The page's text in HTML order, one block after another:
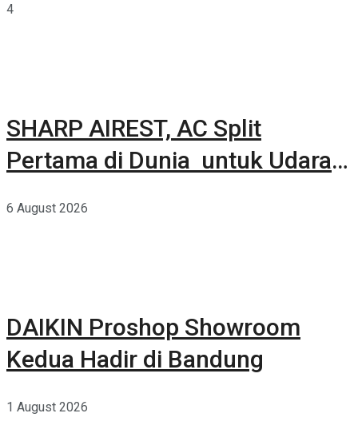
4
SHARP AIREST, AC Split
Pertama di Dunia untuk Udara
6 August 2026
DAIKIN Proshop Showroom
Kedua Hadir di Bandung
1 August 2026